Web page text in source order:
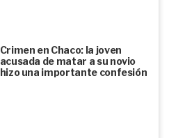
Crimen en Chaco: la joven
acusada de matar a su novio
hizo una importante confesión